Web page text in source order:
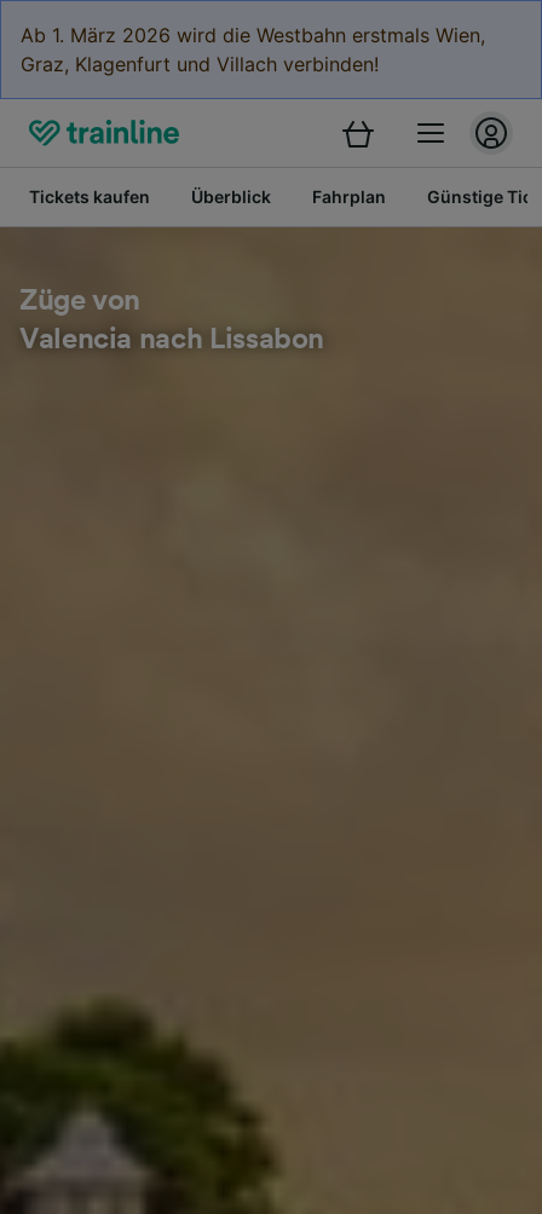
Ab 1. März 2026 wird die Westbahn erstmals Wien,
Graz, Klagenfurt und Villach verbinden!
Tickets kaufen Überblick Fahrplan Günstige
Züge von
Valencia nach Lissabon